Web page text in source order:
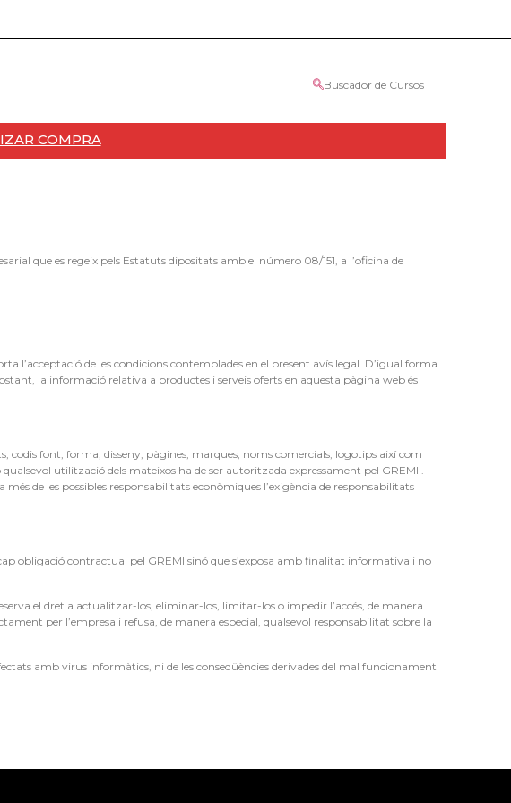
Buscador de Cursos
COMPRA
que es regeix pels Estatuts dipositats amb el número 08/151, a l’oficina de
l’acceptació de les condicions contemplades en el present avís legal. D’igual forma
la informació relativa a productes i serveis oferts en aquesta pàgina web és
font, forma, disseny, pàgines, marques, noms comercials, logotips així com
utilització dels mateixos ha de ser autoritzada expressament pel GREMI .
de les possibles responsabilitats econòmiques l’exigència de responsabilitats
obligació contractual pel GREMI sinó que s’exposa amb finalitat informativa i no
el dret a actualitzar-los, eliminar-los, limitar-los o impedir l’accés, de manera
per l’empresa i refusa, de manera especial, qualsevol responsabilitat sobre la
amb virus informàtics, ni de les conseqüències derivades del mal funcionament